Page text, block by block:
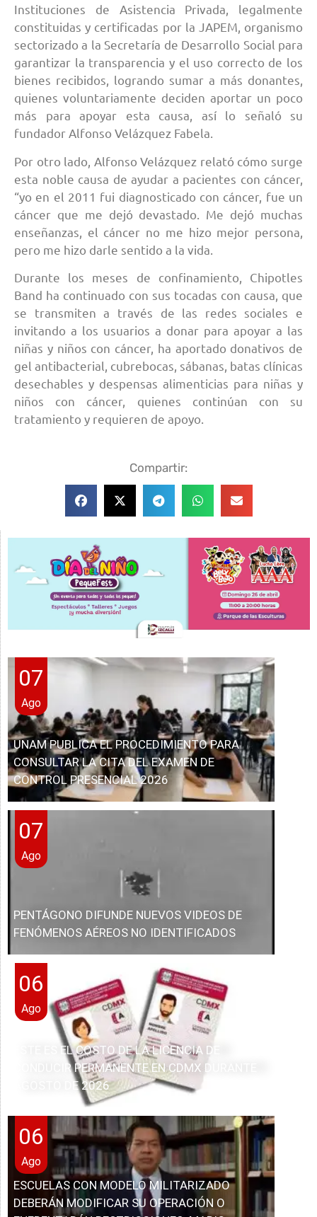
Instituciones de Asistencia Privada, legalmente
constituidas y certificadas por la JAPEM, organismo
sectorizado a la Secretaría de Desarrollo Social para
garantizar la transparencia y el uso correcto de los
bienes recibidos, logrando sumar a más donantes,
quienes voluntariamente deciden aportar un poco
más para apoyar esta causa, así lo señaló su
fundador Alfonso Velázquez Fabela.
Por otro lado, Alfonso Velázquez relató cómo surge
esta noble causa de ayudar a pacientes con cáncer,
“yo en el 2011 fui diagnosticado con cáncer, fue un
cáncer que me dejó devastado. Me dejó muchas
enseñanzas, el cáncer no me hizo mejor persona,
pero me hizo darle sentido a la vida.
Durante los meses de confinamiento, Chipotles
Band ha continuado con sus tocadas con causa, que
se transmiten a través de las redes sociales e
invitando a los usuarios a donar para apoyar a las
niñas y niños con cáncer, ha aportado donativos de
gel antibacterial, cubrebocas, sábanas, batas clínicas
desechables y despensas alimenticias para niñas y
niños con cáncer, quienes continúan con su
tratamiento y requieren de apoyo.
Compartir:
07
Ago
UNAM PUBLICA EL PROCEDIMIENTO PARA
CONSULTAR LA CITA DEL EXAMEN DE
CONTROL PRESENCIAL 2026
07
Ago
PENTÁGONO DIFUNDE NUEVOS VIDEOS DE
FENÓMENOS AÉREOS NO IDENTIFICADOS
06
Ago
ESTE ES EL COSTO DE LA LICENCIA DE
CONDUCIR PERMANENTE EN CDMX DURANTE
AGOSTO DE 2026
06
Ago
ESCUELAS CON MODELO MILITARIZADO
DEBERÁN MODIFICAR SU OPERACIÓN O